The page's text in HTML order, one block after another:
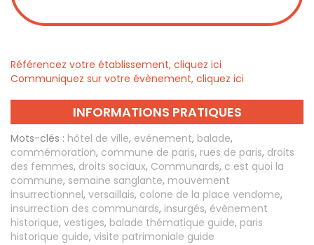
Référencez votre établissement, cliquez ici
Communiquez sur votre évènement, cliquez ici
INFORMATIONS PRATIQUES
Mots-clés : hôtel de ville, evénement, balade,
commémoration, commune de paris, rues de paris, droits
des femmes, droits sociaux, Communards, c est quoi la
commune, semaine sanglante, mouvement
insurrectionnel, versaillais, colone de la place vendome,
insurrection des communards, insurgés, évènement
historique, vestiges, balade thématique guide, paris
historique guide, visite patrimoniale guide